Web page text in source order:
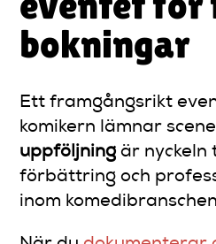
bokningar
Ett framgångsrikt
komikern lämnar
uppföljning är nyckeln
förbättring och
inom